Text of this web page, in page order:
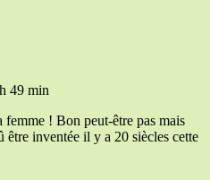
49 min
! Bon peut-être pas mais
être inventée il y a 20 siècles cette